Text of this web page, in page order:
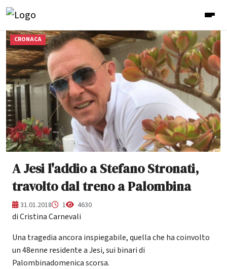
CRONACA
A Jesi l'addio a Stefano Stronati,
travolto dal treno a Palombina
31.01.2018 1 4630
di Cristina Carnevali
Una tragedia ancora inspiegabile, quella che ha coinvolto
un 48enne residente a Jesi, sui binari di
Palombinadomenica scorsa.